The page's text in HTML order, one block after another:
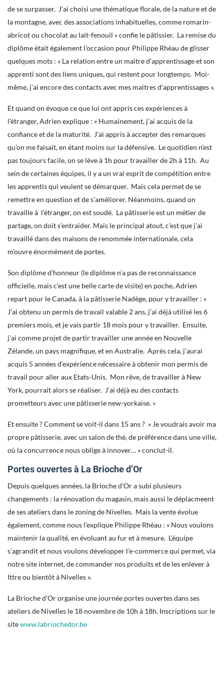
de se surpasser. J’ai choisi une thématique florale, de la nature et de
la montagne, avec des associations inhabituelles, comme romarin-
abricot ou chocolat au lait-fenouil » confie le pâtissier. La remise du
diplôme était également l’occasion pour Philippe Rhéau de glisser
quelques mots : « La relation entre un maitre d’apprentissage et son
apprenti sont des liens uniques, qui restent pour longtemps. Moi-
même, j’ai encore des contacts avec mes maitres d’apprentissages ».
Et quand on évoque ce que lui ont appris ces expériences à
l’étranger, Adrien explique : « Humainement, j’ai acquis de la
confiance et de la maturité. J’ai appris à accepter des remarques
qu’on me faisait, en étant moins sur la défensive. Le quotidien n’est
pas toujours facile, on se lève à 1h pour travailler de 2h à 11h. Au
sein de certaines équipes, il y a un vrai esprit de compétition entre
les apprentis qui veulent se démarquer. Mais cela permet de se
remettre en question et de s’améliorer. Néanmoins, quand on
travaille à l’étranger, on est soudé. La pâtisserie est un métier de
partage, on doit s’entraider. Mais le principal atout, c’est que j’ai
travaillé dans des maisons de renommée internationale, cela
m’ouvre énormément de portes.
Son diplôme d’honneur (le diplôme n’a pas de reconnaissance
officielle, mais c’est une belle carte de visite) en poche, Adrien
repart pour le Canada, à la pâtisserie Nadège, pour y travailler : «
J’ai obtenu un permis de travail valable 2 ans, j’ai déjà utilisé les 6
premiers mois, et je vais partir 18 mois pour y travailler. Ensuite,
j’ai comme projet de partir travailler une année en Nouvelle
Zélande, un pays magnifique, et en Australie. Après cela, j’aurai
acquis 5 années d’expérience nécessaire à obtenir mon permis de
travail pour aller aux Etats-Unis. Mon rêve, de travailler à New
York, pourrait alors se réaliser. J’ai déjà eu des contacts
prometteurs avec une pâtisserie new-yorkaise. »
Et ensuite ? Comment se voit-il dans 15 ans ? « Je voudrais avoir ma
propre pâtisserie, avec un salon de thé, de préférence dans une ville,
où la concurrence nous oblige à innover… » conclut-il.
Portes ouvertes à La Brioche d’Or
Depuis quelques années, la Brioche d’Or a subi plusieurs
changements : la rénovation du magasin, mais aussi le déplacmeent
de ses ateliers dans le zoning de Nivelles. Mais la vente évolue
également, comme nous l’explique Philippe Rhéau : « Nous voulons
maintenir la qualité, en évoluant au fur et à mesure. L’équipe
s’agrandit et nous voulons développer l’e-commerce qui permet, via
notre site internet, de commander nos produits et de les enlever à
Ittre ou bientôt à Nivelles ».
La Brioche d’Or organise une journée portes ouvertes dans ses
ateliers de Nivelles le 18 novembre de 10h à 18h. Inscriptions sur le
sitewww.labriochedor.be